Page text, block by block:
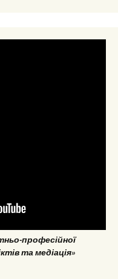
професійної
та медіація»